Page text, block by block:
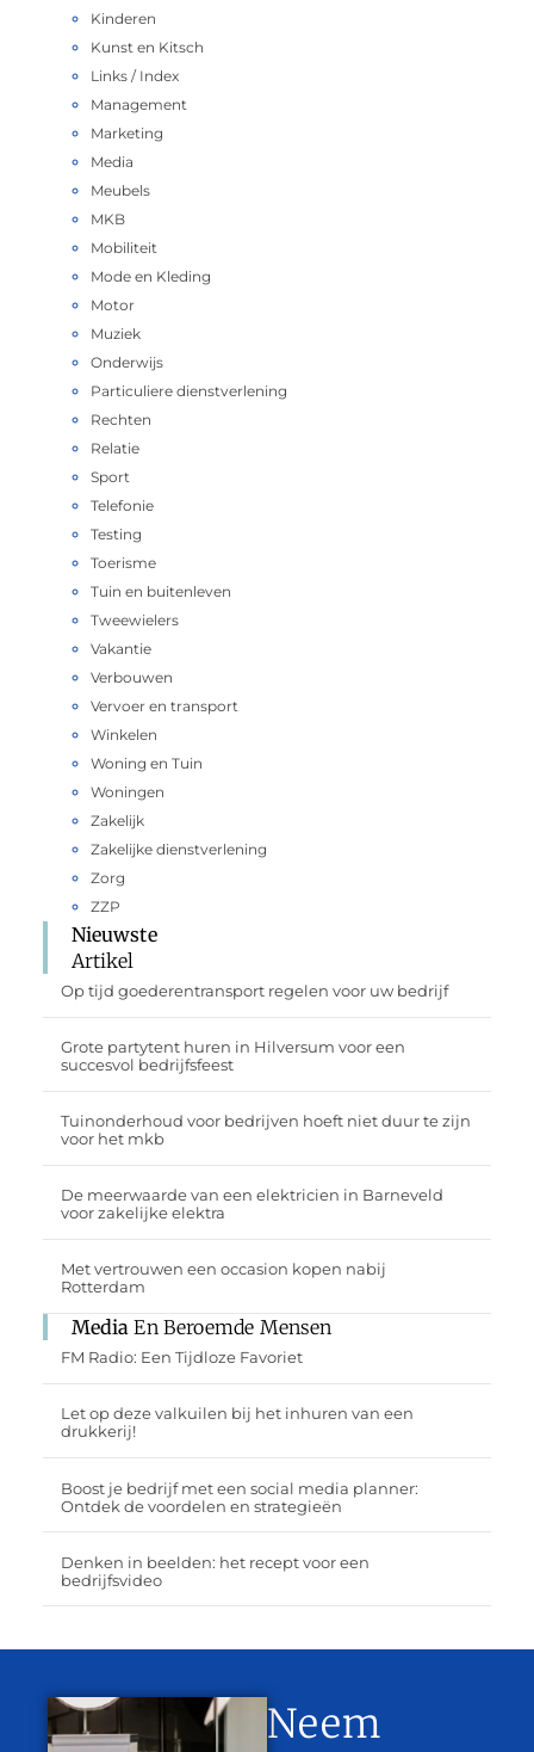
Kinderen
Kunst en Kitsch
Links / Index
Management
Marketing
Media
Meubels
MKB
Mobiliteit
Mode en Kleding
Motor
Muziek
Onderwijs
Particuliere dienstverlening
Rechten
Relatie
Sport
Telefonie
Testing
Toerisme
Tuin en buitenleven
Tweewielers
Vakantie
Verbouwen
Vervoer en transport
Winkelen
Woning en Tuin
Woningen
Zakelijk
Zakelijke dienstverlening
Zorg
ZZP
Nieuwste
Artikel
Op tijd goederentransport regelen voor uw bedrijf
Grote partytent huren in Hilversum voor een
succesvol bedrijfsfeest
Tuinonderhoud voor bedrijven hoeft niet duur te zijn
voor het mkb
De meerwaarde van een elektricien in Barneveld
voor zakelijke elektra
Met vertrouwen een occasion kopen nabij
Rotterdam
Media En Beroemde Mensen
FM Radio: Een Tijdloze Favoriet
Let op deze valkuilen bij het inhuren van een
drukkerij!
Boost je bedrijf met een social media planner:
Ontdek de voordelen en strategieën
Denken in beelden: het recept voor een
bedrijfsvideo
Neem